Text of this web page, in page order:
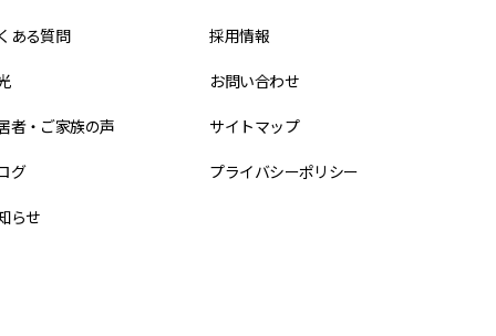
ある質問
者・ご家族の声
グ
らせ
採用情報
お問い合わせ
サイトマップ
プライバシーポリシー